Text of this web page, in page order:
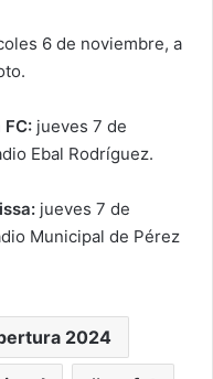
6 de noviembre, a
FC: jueves 7 de
Ebal Rodríguez.
jueves 7 de
Municipal de Pérez
2024